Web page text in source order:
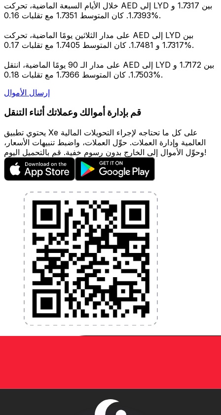
خلال الأيام السبعة الماضية، تحركت AED إلى LYD بين 1.7317 و
1.7393. كان المتوسط 1.7351 مع تقلبات 0.16%.
على مدار الثلاثين يومًا الماضية، تحركت AED إلى LYD بين
1.7317 و 1.7481. كان المتوسط 1.7405 مع تقلبات 0.17%.
على مدار الـ 90 يومًا الماضية، انتقل AED إلى LYD بين 1.7172 و
1.7503. كان المتوسط 1.7366 مع تقلبات 0.18%.
إرسال الأموال
قم بإدارة أموالك وعملاتك أثناء التنقل
يحتوي تطبيق Xe على كل ما تحتاجه لإجراء التحويلات المالية
العالمية وإدارة العملات. حوِّل العملات، واضبط تنبيهات الأسعار،
وحوِّل الأموال إلى الخارج بدون رسوم خفية. قم بالتحميل اليوم!